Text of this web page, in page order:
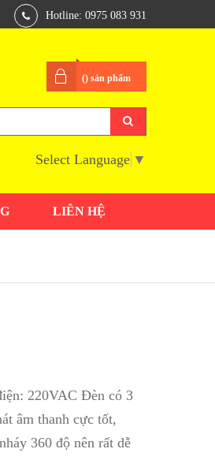
Hotline: 0975 083 931
() sản phẩm
Select Language ▼
LIÊN HỆ
220VAC Đèn có 3
âm thanh cực tốt,
360 độ nên rất dễ